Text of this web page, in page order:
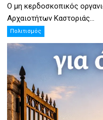
Ο μη κερδοσκοπικός
Αρχαιοτήτων Καστοριάς...
Πολιτισμός